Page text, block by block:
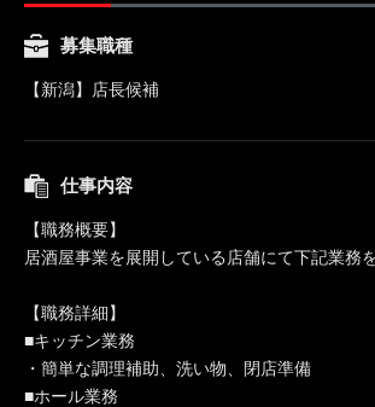
募集職種
【新潟】店長候補
仕事内容
【職務概要】
居酒屋事業を展開している店舗にて下記業務
【職務詳細】
■キッチン業務
・簡単な調理補助、洗い物、閉店準備
■ホール業務